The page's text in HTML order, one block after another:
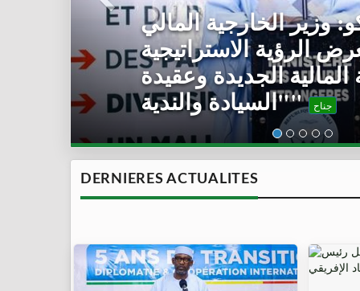
المرحلة الانتقالية
رئيس مفوضية الاتحاد
الإفريقي جناح
DERNIERES ACTUALITES